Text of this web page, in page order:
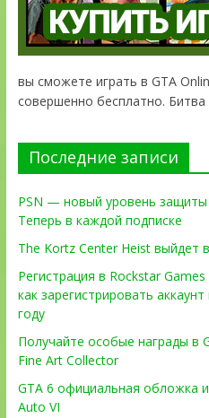
вы сможете играть в GTA
совершенно бесплатно. Битва
Последние записи
PSN — новый уровень защиты
Теперь в каждой подписке
The Kortz Center Heist выйдет
Регистрация в Rockstar
как зарегистрировать
году
Получайте особые награды в
Fine Art Collector
GTA 6 официальная обложка
Auto VI